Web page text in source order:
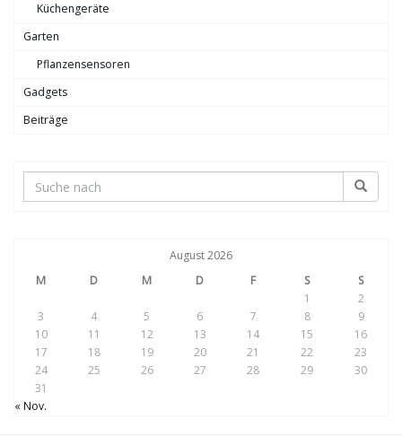
Küchengeräte
Garten
Pflanzensensoren
Gadgets
Beiträge
August 2026
M
D M D F S
S
1
2
3
4 5 6 7 8
9
10
11 12 13 14 15
16
17
18 19 20 21 22
23
24
25 26 27 28 29
30
31
« Nov.